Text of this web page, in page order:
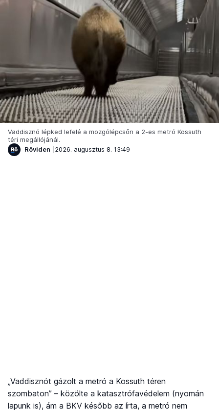
Vaddisznó lépked lefelé a mozgólépcsőn a 2-es metró Kossuth
téri megállójánál.
Röviden
2026. augusztus 8. 13:49
„Vaddisznót gázolt a metró a Kossuth téren
szombaton” – közölte a katasztrófavédelem (nyomán
lapunk is), ám a BKV később az írta, a metró nem